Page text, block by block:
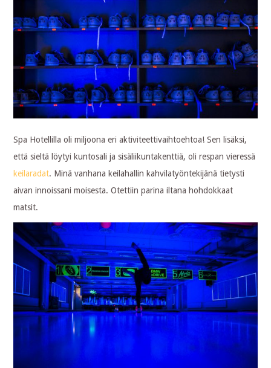
Spa Hotellilla oli miljoona eri aktiviteettivaihtoehtoa! Sen lisäksi,
että sieltä löytyi kuntosali ja sisäliikuntakenttiä, oli respan vieressä
keilaradat. Minä vanhana keilahallin kahvilatyöntekijänä tietysti
aivan innoissani moisesta. Otettiin parina iltana hohdokkaat
matsit.